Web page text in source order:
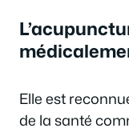
Elle est
de la santé